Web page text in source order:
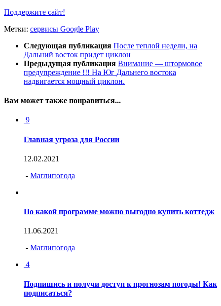
Поддержите сайт!
Метки: сервисы Google Play
Следующая публикация После теплой недели, на
Дальний восток придет циклон
Предыдущая публикация Внимание — штормовое
предупреждение !!! На Юг Дальнего востока
надвигается мощный циклон.
Вам может также понравиться...
9
Главная угроза для России
12.02.2021
- Маглипогода
По какой программе можно выгодно купить коттедж
11.06.2021
- Маглипогода
4
Подпишись и получи доступ к прогнозам погоды! Как
подписаться?